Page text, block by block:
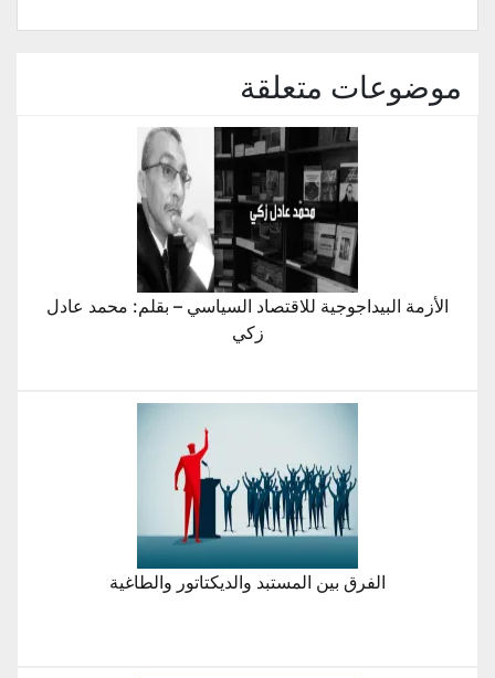
جديدة)
موضوعات متعلقة
الأزمة البيداجوجية للاقتصاد السياسي – بقلم: محمد عادل
زكي
الفرق بين المستبد والديكتاتور والطاغية